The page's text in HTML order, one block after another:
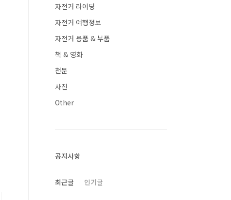
자전거 라이딩
자전거 여행정보
자전거 용품 & 부품
책 & 영화
천문
사진
Other
공지사항
최근글 인기글